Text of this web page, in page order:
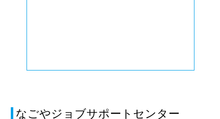
なごやジョブサポートセンター